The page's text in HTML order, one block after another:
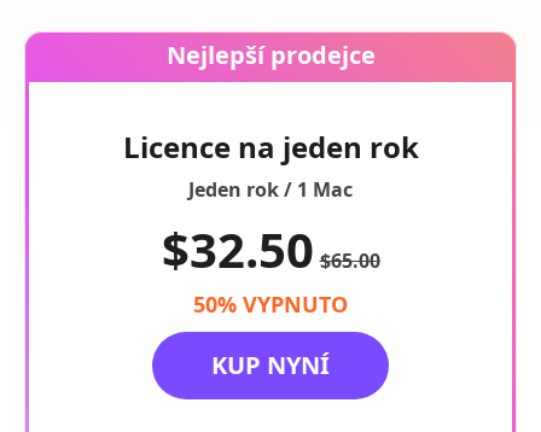
Nejlepší prodejce
Licence na jeden rok
Jeden rok / 1 Mac
$32.50 $65.00
50% VYPNUTO
KUP NYNÍ